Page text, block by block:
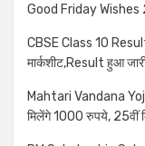
Good Friday Wishes
CBSE Class 10
मार्कशीट,Result हुआ
Mahtari Vandana
मिलेंगे 1000 रुपये, 25वीं